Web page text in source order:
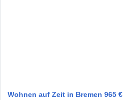
Wohnen auf Zeit in Bremen 965 €